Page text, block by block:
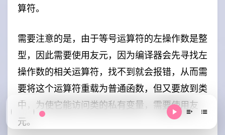
算符。
需要注意的是，由于等号运算符的左操作数是整
型，因此需要使用友元，因为编译器会先寻找左
操作数的相关运算符，找不到就会报错，从而需
要将这个运算符重载为普通函数，但又要放到类
中，为使它能访问类的私有变量，需要使用友
元。